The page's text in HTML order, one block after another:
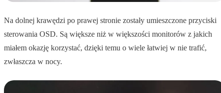
Na dolnej krawędzi po prawej stronie zostały umieszczone przyciski
sterowania OSD. Są większe niż w większości monitorów z jakich
miałem okazję korzystać, dzięki temu o wiele łatwiej w nie trafić,
zwłaszcza w nocy.